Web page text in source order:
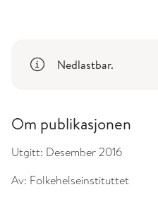
Nedlastbar.
Om publikasjonen
Utgitt: Desember 2016
Av: Folkehelseinstituttet